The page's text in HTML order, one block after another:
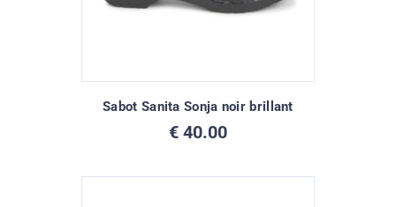
Sabot Sanita Sonja noir brillant
€ 40.00